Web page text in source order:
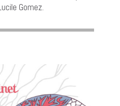
Gomez.